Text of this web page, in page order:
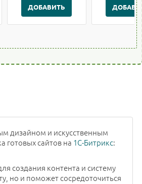
ДОБАВИТЬ
дизайном и искусственным
готовых сайтов на 1С-Битрикс:
создания контента и систему
но и поможет сосредоточиться